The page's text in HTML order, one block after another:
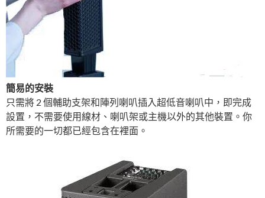
簡易的安裝
只需將 2 個輔助支架和陣列喇叭插入超低音喇叭中，即完成
設置，不需要使用線材、喇叭架或主機以外的其他裝置。你
所需要的一切都已經包含在裡面。